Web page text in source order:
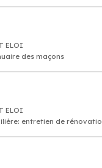
ELOI
des maçons
ELOI
entretien de